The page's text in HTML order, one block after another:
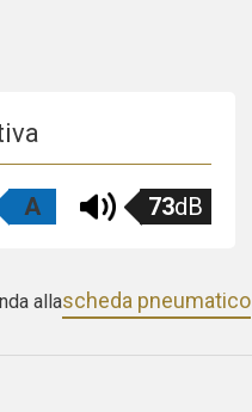
A 73dB
allascheda pneumatico